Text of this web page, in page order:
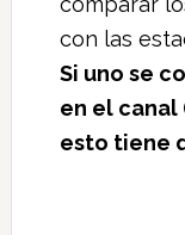
con las
Si uno se
en el canal
esto tiene